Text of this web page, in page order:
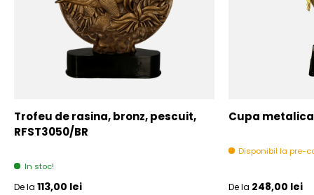
Trofeu de rasina, bronz, pescuit,
RFST3050/BR
In stoc!
Pret initial
De la 113,00 lei
Cupa
Disponibil la pre-
Pret initial
De la 248,00 lei